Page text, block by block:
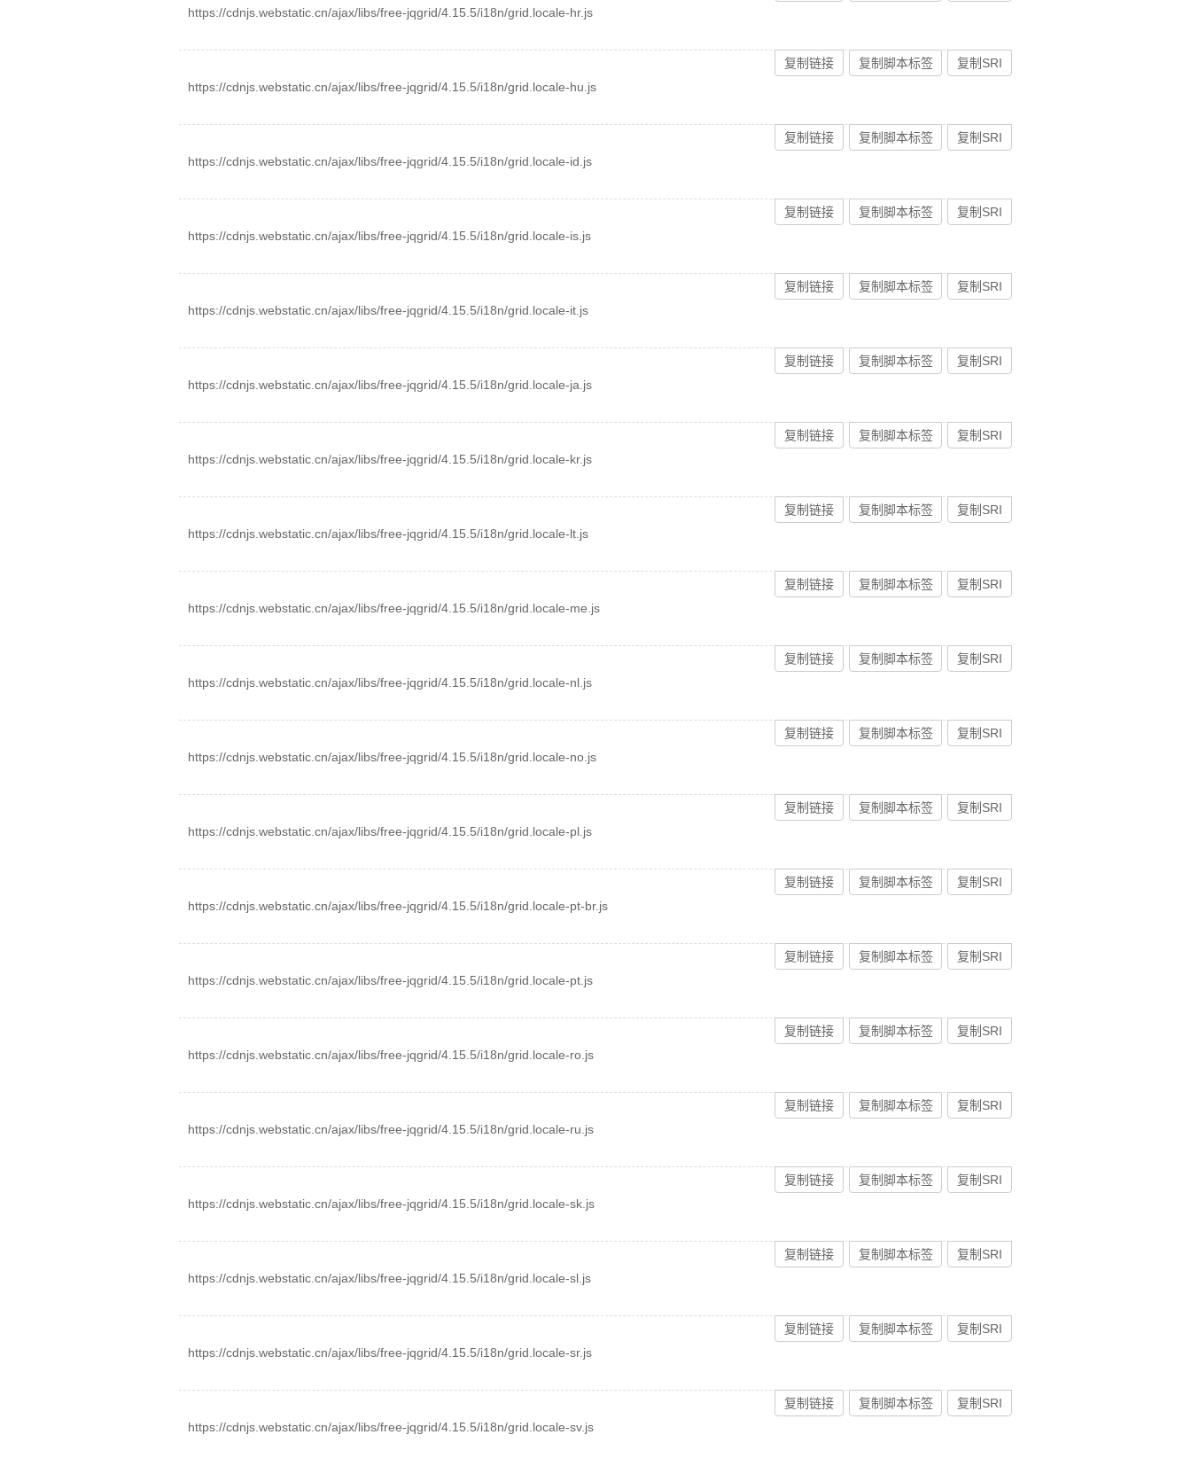
https://cdnjs.webstatic.cn/ajax/libs/free-jqgrid/4.15.5/i18n/grid.locale-hr.js
https://cdnjs.webstatic.cn/ajax/libs/free-jqgrid/4.15.5/i18n/grid.locale-hu.js
复制链接 复制脚本标签 复制SRI
https://cdnjs.webstatic.cn/ajax/libs/free-jqgrid/4.15.5/i18n/grid.locale-id.js
复制链接 复制脚本标签 复制SRI
https://cdnjs.webstatic.cn/ajax/libs/free-jqgrid/4.15.5/i18n/grid.locale-is.js
复制链接 复制脚本标签 复制SRI
https://cdnjs.webstatic.cn/ajax/libs/free-jqgrid/4.15.5/i18n/grid.locale-it.js
复制链接 复制脚本标签 复制SRI
https://cdnjs.webstatic.cn/ajax/libs/free-jqgrid/4.15.5/i18n/grid.locale-ja.js
复制链接 复制脚本标签 复制SRI
https://cdnjs.webstatic.cn/ajax/libs/free-jqgrid/4.15.5/i18n/grid.locale-kr.js
复制链接 复制脚本标签 复制SRI
https://cdnjs.webstatic.cn/ajax/libs/free-jqgrid/4.15.5/i18n/grid.locale-lt.js
复制链接 复制脚本标签 复制SRI
https://cdnjs.webstatic.cn/ajax/libs/free-jqgrid/4.15.5/i18n/grid.locale-me.js
复制链接 复制脚本标签 复制SRI
https://cdnjs.webstatic.cn/ajax/libs/free-jqgrid/4.15.5/i18n/grid.locale-nl.js
复制链接 复制脚本标签 复制SRI
https://cdnjs.webstatic.cn/ajax/libs/free-jqgrid/4.15.5/i18n/grid.locale-no.js
复制链接 复制脚本标签 复制SRI
https://cdnjs.webstatic.cn/ajax/libs/free-jqgrid/4.15.5/i18n/grid.locale-pl.js
复制链接 复制脚本标签 复制SRI
https://cdnjs.webstatic.cn/ajax/libs/free-jqgrid/4.15.5/i18n/grid.locale-pt-br.js
复制链接 复制脚本标签 复制SRI
https://cdnjs.webstatic.cn/ajax/libs/free-jqgrid/4.15.5/i18n/grid.locale-pt.js
复制链接 复制脚本标签 复制SRI
https://cdnjs.webstatic.cn/ajax/libs/free-jqgrid/4.15.5/i18n/grid.locale-ro.js
复制链接 复制脚本标签 复制SRI
https://cdnjs.webstatic.cn/ajax/libs/free-jqgrid/4.15.5/i18n/grid.locale-ru.js
复制链接 复制脚本标签 复制SRI
https://cdnjs.webstatic.cn/ajax/libs/free-jqgrid/4.15.5/i18n/grid.locale-sk.js
复制链接 复制脚本标签 复制SRI
https://cdnjs.webstatic.cn/ajax/libs/free-jqgrid/4.15.5/i18n/grid.locale-sl.js
复制链接 复制脚本标签 复制SRI
https://cdnjs.webstatic.cn/ajax/libs/free-jqgrid/4.15.5/i18n/grid.locale-sr.js
复制链接 复制脚本标签 复制SRI
https://cdnjs.webstatic.cn/ajax/libs/free-jqgrid/4.15.5/i18n/grid.locale-sv.js
复制链接 复制脚本标签 复制SRI